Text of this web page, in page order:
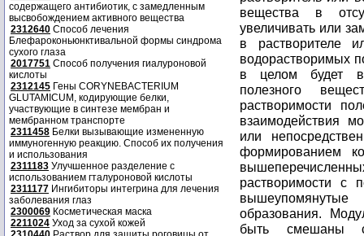
содержащего антибиотик, с замедленным
высвобождением активного вещества
2312640 Способ лечения
Блефароконьюнктивальной формы синдрома
сухого глаза
2017751 Способ получения гиалуроновой
кислоты
2312145 Гены CORYNEBACTERIUM
GLUTAMICUM, кодирующие белки,
участвующие в синтезе мембран и
мембранном транспорте
2311458 Белки вызывающие измененную
иммуногенную реакцию. Способ их получения
и использования
2311183 Улучшенное разделение с
использованием гталуроновой кислоты
2311177 Ингибиторы интегрина для лечения
заболевания глаз
2300069 Косметическая маска
2211024 Уход за сухой кожей
вещества в
увеличивать или
в растворителе
водорастворимых
в целом будет
полезного
растворимости
взаимодействия
или
формированием
растворимости с
образования.
быть смешаны